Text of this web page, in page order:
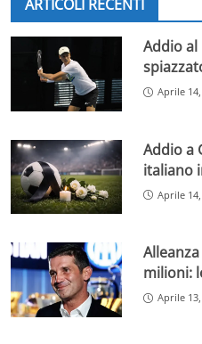
ARTICOLI RECENTI
Addio
Aprile
Addio a
italiano
Aprile
milioni:
Aprile